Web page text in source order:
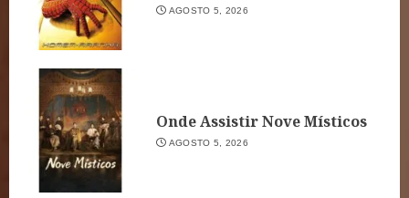
AGOSTO 5, 2026
Onde Assistir Nove Místicos
AGOSTO 5, 2026